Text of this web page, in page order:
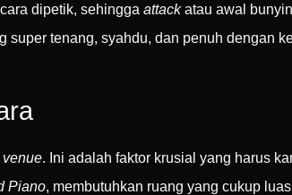
dipetik, sehingga attackatau awal
tenang, syahdu, dan penuh dengan
venue. Ini adalah faktor krusial yang harus
Piano, membutuhkan ruang yang cukup